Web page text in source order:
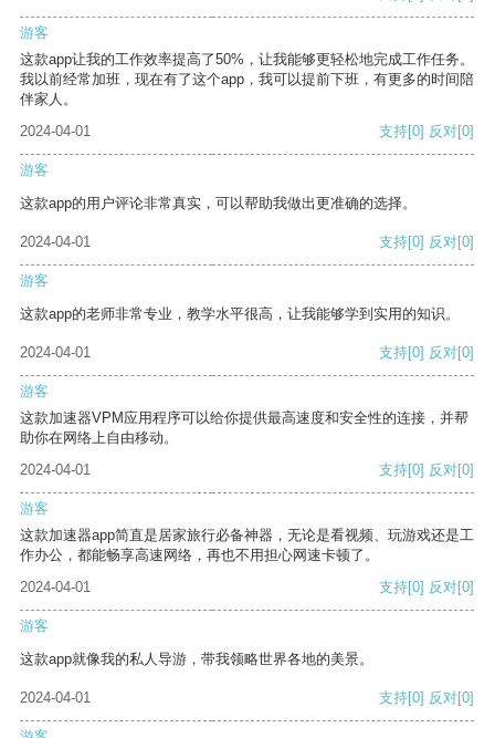
游客
这款app让我的工作效率提高了50%，让我能够更轻松地完成工作任务。
我以前经常加班，现在有了这个app，我可以提前下班，有更多的时间陪
伴家人。
2024-04-01
支持[0] 反对[0]
游客
这款app的用户评论非常真实，可以帮助我做出更准确的选择。
2024-04-01 支持[0] 反对[0]
游客
这款app的老师非常专业，教学水平很高，让我能够学到实用的知识。
2024-04-01 支持[0] 反对[0]
游客
这款加速器VPM应用程序可以给你提供最高速度和安全性的连接，并帮
助你在网络上自由移动。
2024-04-01
支持[0] 反对[0]
游客
这款加速器app简直是居家旅行必备神器，无论是看视频、玩游戏还是工
作办公，都能畅享高速网络，再也不用担心网速卡顿了。
2024-04-01
支持[0] 反对[0]
游客
这款app就像我的私人导游，带我领略世界各地的美景。
2024-04-01 支持[0] 反对[0]